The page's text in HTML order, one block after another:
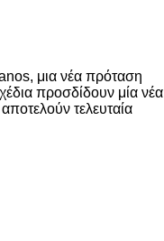
μια νέα πρόταση
προσδίδουν μία νέα
τελευταία